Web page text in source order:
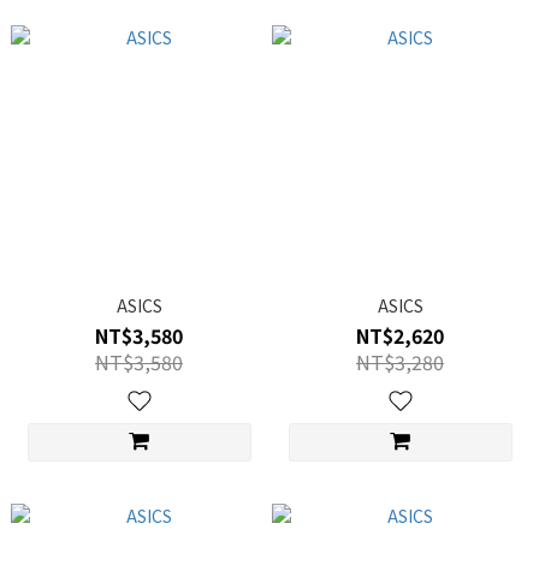
ASICS
NT$3,580
NT$3,580
ASICS
NT$2,620
NT$3,280